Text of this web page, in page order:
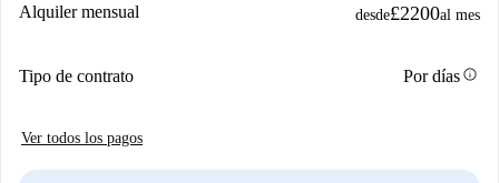
Alquiler mensual desde£2200al mes
Tipo de contrato Por díasinfo
Ver todos los pagos